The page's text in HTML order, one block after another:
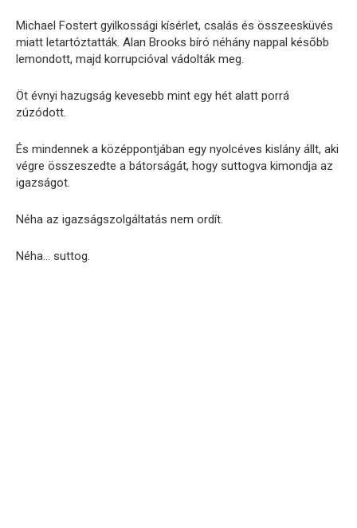
Michael Fostert gyilkossági kísérlet, csalás és összeesküvés
miatt letartóztatták. Alan Brooks bíró néhány nappal később
lemondott, majd korrupcióval vádolták meg.
Öt évnyi hazugság kevesebb mint egy hét alatt porrá
zúzódott.
És mindennek a középpontjában egy nyolcéves kislány állt, aki
végre összeszedte a bátorságát, hogy suttogva kimondja az
igazságot.
Néha az igazságszolgáltatás nem ordít.
Néha… suttog.